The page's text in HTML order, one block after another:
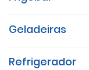
Geladeiras
Refrigerador